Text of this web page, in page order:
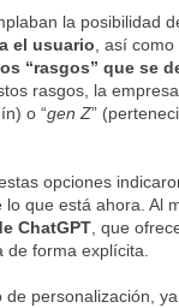
la posibilidad
el usuario , así
“rasgos” que se
rasgos, la
o “gen Z”
opciones
que está ahora. Al
ChatGPT , que
forma explícita.
personalización,